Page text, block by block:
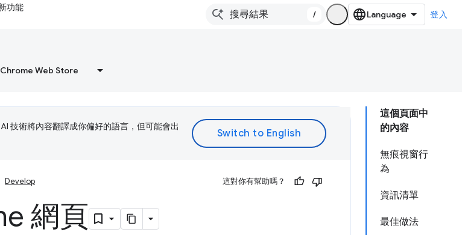
功能
/ 登入
Chrome Web Store
這個頁面中
的內容
無痕視窗行
為
資訊清單
最佳做法
技術將內容翻譯成你偏好的語言，但可能會出
Develop 這對你有幫助嗎？
網頁